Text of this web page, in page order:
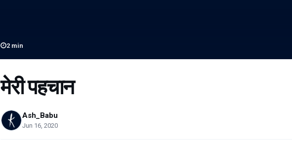
2 min
मेरी पहचान
Ash_Babu
Jun 16, 2020